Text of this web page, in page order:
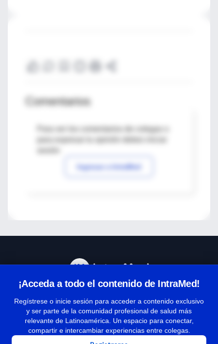
Comentarios
Para ver los comentarios de colegas o
Ingresar a IntraMed
¡Acceda a todo el contenido de IntraMed!
Regístrese o inicie sesión para acceder a contenido exclusivo
y ser parte de la comunidad profesional de salud más
relevante de Latinoamérica. Un espacio para conectar,
compartir e intercambiar experiencias entre colegas.
Términos y condiciones
| Políticas de privacidad